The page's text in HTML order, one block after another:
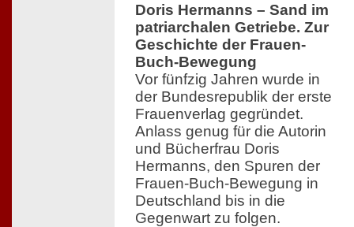
Doris Hermanns – Sand im
patriarchalen Getriebe. Zur
Geschichte der Frauen-
Buch-Bewegung
Vor fünfzig Jahren wurde in
der Bundesrepublik der erste
Frauenverlag gegründet.
Anlass genug für die Autorin
und Bücherfrau Doris
Hermanns, den Spuren der
Frauen-Buch-Bewegung in
Deutschland bis in die
Gegenwart zu folgen.